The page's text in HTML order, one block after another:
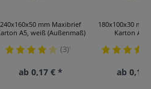
240x160x50 mm Maxibrief
A5, weiß (Außenmaß)
(3)¹
ab 0,17 € *
180x100x30
Karton A6,
ab 0,11